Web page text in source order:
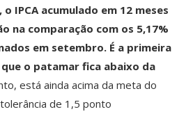
IPCA acumulado em 12 meses
na comparação com os 5,17%
em setembro. É a primeira
o patamar fica abaixo da
está ainda acima da meta do
de 1,5 ponto